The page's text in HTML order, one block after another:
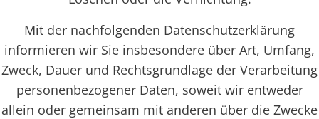
Mit der nachfolgenden Datenschutzerklärung
informieren wir Sie insbesondere über Art, Umfang,
Zweck, Dauer und Rechtsgrundlage der Verarbeitung
personenbezogener Daten, soweit wir entweder
allein oder gemeinsam mit anderen über die Zwecke